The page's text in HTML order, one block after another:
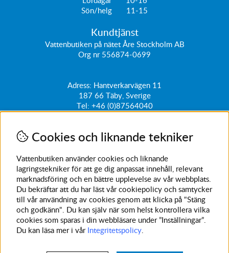
Sön/helg 11-15
Kundtjänst
Vattenbutiken på nätet Åre Stockholm AB
Org nr 556874-0699
Adress: Hantverkarvägen 11
187 66 Täby, Sverige
Tel: +46 (0)87564040
Få vårt nyhetsbrev
Ange din e-post nedan för att ta del av nyheter och
erbjudanden
SKICKA
Avanmäl nyhetsbrev
Cookies och liknande tekniker
Vattenbutiken använder cookies och liknande
lagringstekniker för att ge dig anpassat innehåll, relevant
marknadsföring och en bättre upplevelse av vår webbplats.
Du bekräftar att du har läst vår cookiepolicy och samtycker
till vår användning av cookies genom att klicka på "Stäng
och godkänn". Du kan själv när som helst kontrollera vilka
cookies som sparas i din webbläsare under ”Inställningar”.
Du kan läsa mer i vår Integritetspolicy.